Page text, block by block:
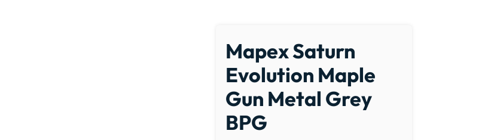
Mapex Saturn
Evolution Maple
Gun Metal Grey
BPG